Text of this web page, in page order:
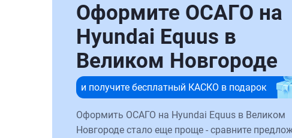
Оформите ОСАГО на
Hyundai Equus в
Великом Новгороде
и получите бесплатный КАСКО в подарок
Оформить ОСАГО на Hyundai Equus в Великом
Новгороде стало еще проще - сравните